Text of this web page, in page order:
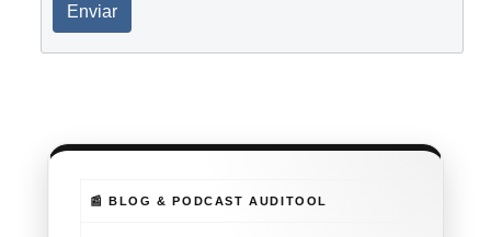
Enviar
📰 BLOG & PODCAST AUDITOOL